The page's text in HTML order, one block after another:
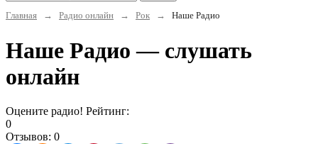
Главная
→ Радио онлайн → Рок → Наше Радио
Наше Радио — слушать
онлайн
Оцените радио! Рейтинг:
0
Отзывов: 0